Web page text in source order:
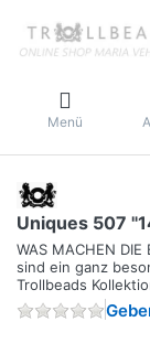
Menü
Uniques 507
WAS MACHEN DIE
sind ein ganz
Trollbeads